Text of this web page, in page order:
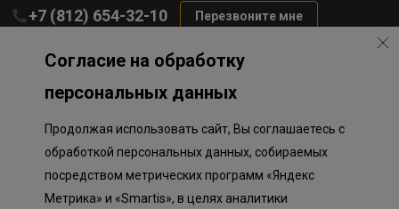
+7 (812) 654-32-10 Перезвоните мне
Политика обработки персональных данных
Информация о плановом направлении средств
на строительство соц.объектов в Окле
Приложение к программе лояльности
Разработка сайта «Пикмедиа»
Согласие на обработку
персональных данных
Продолжая использовать сайт, Вы соглашаетесь с
обработкой персональных данных, собираемых
посредством метрических программ «Яндекс
Метрика» и «Smartis», в целях аналитики